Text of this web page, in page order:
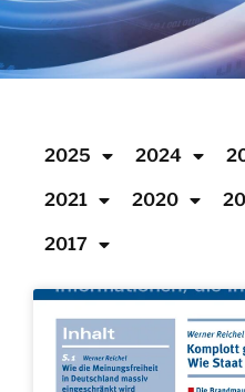
2025 2024
2021 2020
2017